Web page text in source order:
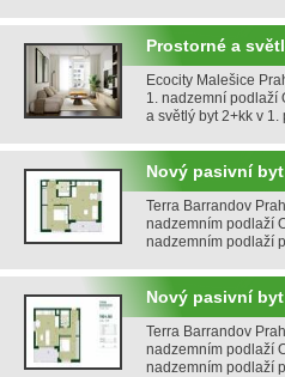
Prostorné a
Ecocity Malešice
1. nadzemní podlaží
a světlý byt 2+kk v
Nový pasivní
Terra Barrandov
nadzemním podlaží
nadzemním podlaží
Nový pasivní
Terra Barrandov
nadzemním podlaží
nadzemním podlaží